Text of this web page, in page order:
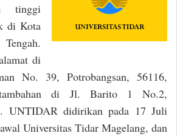
tinggi
di Kota
di
No. 39, Potrobangsan, 56116,
di Jl. Barito 1 No.2,
UNTIDAR didirikan pada 17 Juli
Universitas Tidar Magelang, dan